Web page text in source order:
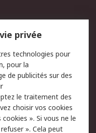
des E-mails
anti-
privée
technologies pour
pour la
de publicités sur des
le traitement des
choisir vos cookies
». Si vous ne le
». Cela peut